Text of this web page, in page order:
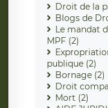
Droit de la
Blogs de
Le mandat
MPF (2)
publique (2)
Bornage (2)
Droit
Mort (2)